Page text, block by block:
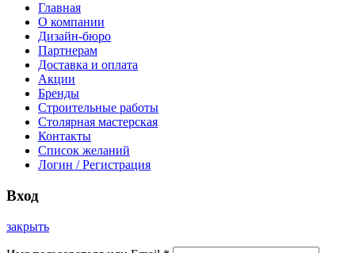
Главная
О компании
Дизайн-бюро
Партнерам
Доставка и оплата
Акции
Бренды
Строительные работы
Столярная мастерская
Контакты
Список желаний
Логин / Регистрация
Вход
закрыть